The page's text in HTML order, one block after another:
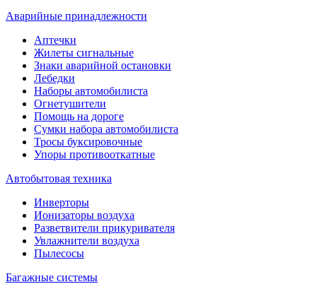
Аварийные принадлежности
Аптечки
Жилеты сигнальные
Знаки аварийной остановки
Лебедки
Наборы автомобилиста
Огнетушители
Помощь на дороге
Сумки набора автомобилиста
Тросы буксировочные
Упоры противооткатные
Автобытовая техника
Инверторы
Ионизаторы воздуха
Разветвители прикуривателя
Увлажнители воздуха
Пылесосы
Багажные системы